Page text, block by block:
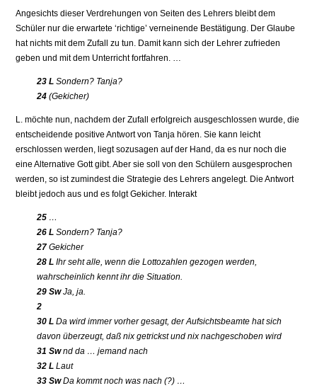
Angesichts dieser Verdrehungen von Seiten des Lehrers bleibt dem
Schüler nur die erwartete ‘richtige’ verneinende Bestätigung. Der Glaube
hat nichts mit dem Zufall zu tun. Damit kann sich der Lehrer zufrieden
geben und mit dem Unterricht fortfahren. …
23 L Sondern? Tanja?
24 (Gekicher)
L. möchte nun, nachdem der Zufall erfolgreich ausgeschlossen wurde, die
entscheidende positive Antwort von Tanja hören. Sie kann leicht
erschlossen werden, liegt sozusagen auf der Hand, da es nur noch die
eine Alternative Gott gibt. Aber sie soll von den Schülern ausgesprochen
werden, so ist zumindest die Strategie des Lehrers angelegt. Die Antwort
bleibt jedoch aus und es folgt Gekicher. Interakt
25 …
26 L Sondern? Tanja?
27 Gekicher
28 L Ihr seht alle, wenn die Lottozahlen gezogen werden,
wahrscheinlich kennt ihr die Situation.
29 SwJa, ja.
2
30 L Da wird immer vorher gesagt, der Aufsichtsbeamte hat sich
davon überzeugt, daß nix getrickst und nix nachgeschoben wird
31 Swnd da … jemand nach
32 L Laut
33 SwDa kommt noch was nach (?) …